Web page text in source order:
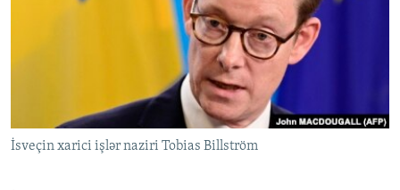
AZƏRBAYCAN ƏDƏBIYYATI KITABXANASI
İZ - MƏDƏNIYYƏT PROQRAMI
PEŞƏ ETIKASI VƏ JURNALISTIKA STANDARTLARIMIZ
MATERIALLARIMIZDAN ISTIFADƏ
AZADLIQRADIOSU MOBIL TELEFONUNUZDA
RFE/RL-in bütün saytları
İsveçin xarici işlər naziri Tobias Billström